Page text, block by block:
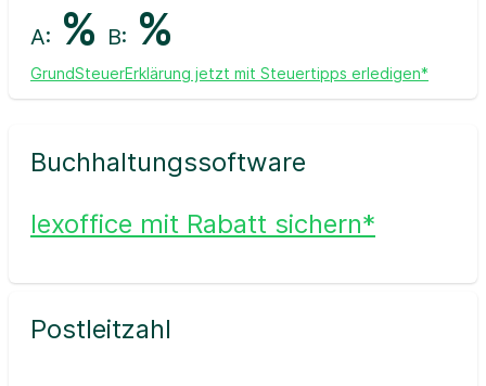
A: % B: %
GrundSteuerErklärung jetzt mit Steuertipps erledigen*
Buchhaltungssoftware
lexoffice mit Rabatt sichern*
Postleitzahl